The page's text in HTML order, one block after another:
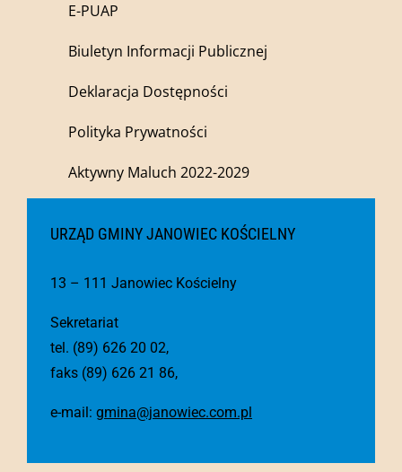
E-PUAP
Biuletyn Informacji Publicznej
Deklaracja Dostępności
Polityka Prywatności
Aktywny Maluch 2022-2029
URZĄD GMINY JANOWIEC KOŚCIELNY
13 – 111 Janowiec Kościelny
Sekretariat
tel. (89) 626 20 02,
faks (89) 626 21 86,
e-mail: gmina@janowiec.com.pl